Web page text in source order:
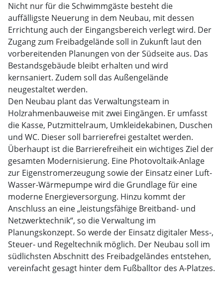
Nicht nur für die Schwimmgäste besteht die
auffälligste Neuerung in dem Neubau, mit dessen
Errichtung auch der Eingangsbereich verlegt wird. Der
Zugang zum Freibadgelände soll in Zukunft laut den
vorbereitenden Planungen von der Südseite aus. Das
Bestandsgebäude bleibt erhalten und wird
kernsaniert. Zudem soll das Außengelände
neugestaltet werden.
Den Neubau plant das Verwaltungsteam in
Holzrahmenbauweise mit zwei Eingängen. Er umfasst
die Kasse, Putzmittelraum, Umkleidekabinen, Duschen
und WC. Dieser soll barrierefrei gestaltet werden.
Überhaupt ist die Barrierefreiheit ein wichtiges Ziel der
gesamten Modernisierung. Eine Photovoltaik-Anlage
zur Eigenstromerzeugung sowie der Einsatz einer Luft-
Wasser-Wärmepumpe wird die Grundlage für eine
moderne Energieversorgung. Hinzu kommt der
Anschluss an eine „leistungsfähige Breitband- und
Netzwerktechnik“, so die Verwaltung im
Planungskonzept. So werde der Einsatz digitaler Mess-,
Steuer- und Regeltechnik möglich. Der Neubau soll im
südlichsten Abschnitt des Freibadgeländes entstehen,
vereinfacht gesagt hinter dem Fußballtor des A-Platzes.